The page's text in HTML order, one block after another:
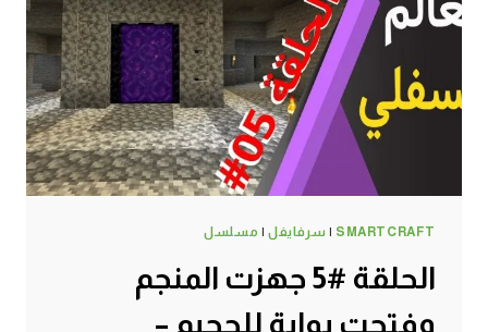
SMARTCRAFT
| سرفايفل| مسلسل
الحلقة #5 جهزت المنجم
وفتحت بوابة للجحيم –